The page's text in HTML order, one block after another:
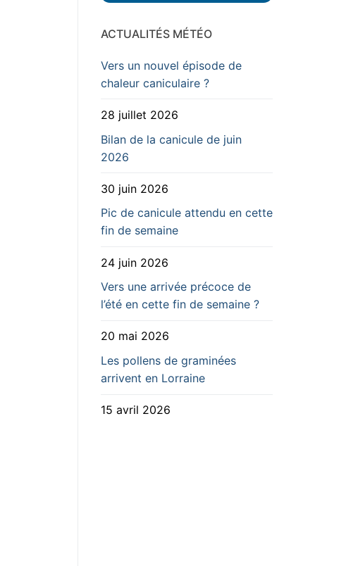
ACTUALITÉS MÉTÉO
Vers un nouvel épisode de
chaleur caniculaire ?
28 juillet 2026
Bilan de la canicule de juin
2026
30 juin 2026
Pic de canicule attendu en cette
fin de semaine
24 juin 2026
Vers une arrivée précoce de
l’été en cette fin de semaine ?
20 mai 2026
Les pollens de graminées
arrivent en Lorraine
15 avril 2026